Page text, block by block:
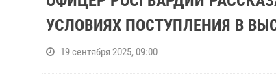
УСЛОВИЯХ ПОСТУПЛЕНИЯ В
19 сентября 2025, 09:00